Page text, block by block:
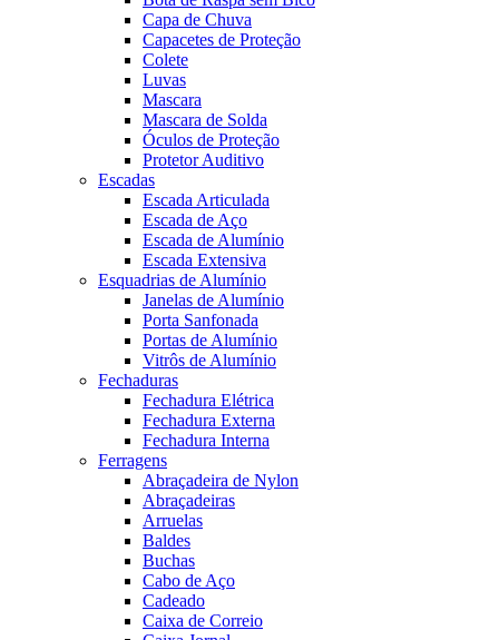
Capa de Chuva
Capacetes de Proteção
Colete
Luvas
Mascara
Mascara de Solda
Óculos de Proteção
Protetor Auditivo
Escadas
Escada Articulada
Escada de Aço
Escada de Alumínio
Escada Extensiva
Esquadrias de Alumínio
Janelas de Alumínio
Porta Sanfonada
Portas de Alumínio
Vitrôs de Alumínio
Fechaduras
Fechadura Elétrica
Fechadura Externa
Fechadura Interna
Ferragens
Abraçadeira de Nylon
Abraçadeiras
Arruelas
Baldes
Buchas
Cabo de Aço
Cadeado
Caixa de Correio